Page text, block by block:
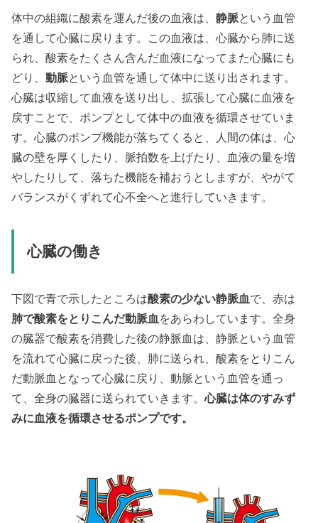
体中の組織に酸素を運んだ後の血液は、静脈という血管
を通して心臓に戻ります。この血液は、心臓から肺に送
られ、酸素をたくさん含んだ血液になってまた心臓にも
どり、動脈という血管を通して体中に送り出されます。
心臓は収縮して血液を送り出し、拡張して心臓に血液を
戻すことで、ポンプとして体中の血液を循環させていま
す。心臓のポンプ機能が落ちてくると、人間の体は、心
臓の壁を厚くしたり、脈拍数を上げたり、血液の量を増
やしたりして、落ちた機能を補おうとしますが、やがて
バランスがくずれて心不全へと進行していきます。
心臓の働き
下図で青で示したところは酸素の少ない静脈血で、赤は
肺で酸素をとりこんだ動脈血 をあらわしています。全身
の臓器で酸素を消費した後の静脈血は、静脈という血管
を流れて心臓に戻った後、肺に送られ、酸素をとりこん
だ動脈血となって心臓に戻り、動脈という血管を通っ
て、全身の臓器に送られていきます。心臓は体のすみず
みに血液を循環させるポンプです。